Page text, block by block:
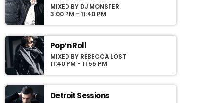
MIXED BY DJ MONSTER
3:00 PM - 11:40 PM
Pop’n Roll
MIXED BY REBECCA LOST
11:40 PM - 11:55 PM
Detroit Sessions